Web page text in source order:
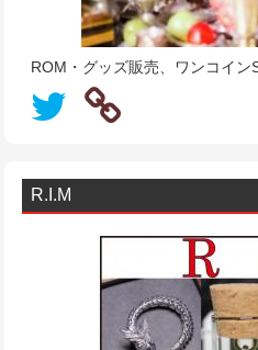
ROM・グッズ販売、ワンコイン
R.I.M